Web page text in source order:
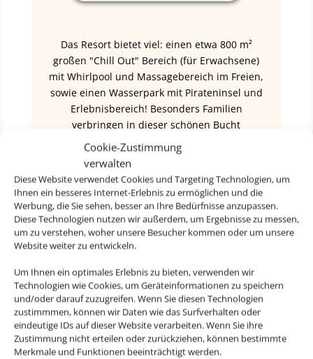
Cookie-Zustimmung
verwalten
Diese Website verwendet Cookies und Targeting Technologien, um
Ihnen ein besseres Internet-Erlebnis zu ermöglichen und die
Werbung, die Sie sehen, besser an Ihre Bedürfnisse anzupassen.
Diese Technologien nutzen wir außerdem, um Ergebnisse zu messen,
um zu verstehen, woher unsere Besucher kommen oder um unsere
Website weiter zu entwickeln.
Um Ihnen ein optimales Erlebnis zu bieten, verwenden wir
Technologien wie Cookies, um Geräteinformationen zu speichern
und/oder darauf zuzugreifen. Wenn Sie diesen Technologien
zustimmmen, können wir Daten wie das Surfverhalten oder
eindeutige IDs auf dieser Website verarbeiten. Wenn Sie ihre
Zustimmung nicht erteilen oder zurückziehen, können bestimmte
Merkmale und Funktionen beeinträchtigt werden.
Das Resort bietet viel: einen etwa 800 m²
großen "Chill Out" Bereich (für Erwachsene)
mit Whirlpool und Massagebereich im Freien,
sowie einen Wasserpark mit Pirateninsel und
Erlebnisbereich! Besonders Familien
verbringen in dieser schönen Bucht
abwechslungsreiche Ferien.
ab 1.012 € p.P.